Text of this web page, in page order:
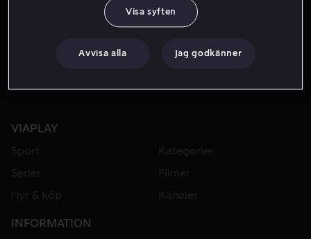
VIAPLAY
Sport
Kategorier
Serier
Filmer
Hyr & köp
Kanaler
INFORMATION
Visa syften
Avvisa alla Jag godkänner